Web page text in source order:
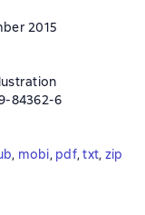
2015
84362-6
, mobi, pdf, txt, zip